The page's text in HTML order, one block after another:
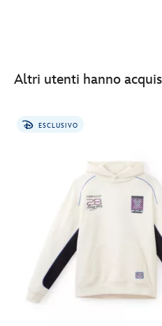
Altri utenti hanno
ESCLUSIVO